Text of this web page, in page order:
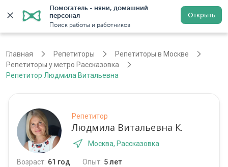
Помогатель - няни, домашний
персонал
Поиск работы и работников
Открыть
Регистрация
Главная Репетиторы
Репетиторы в Москве
Репетиторы у метро Рассказовка
Репетитор Людмила Витальевна
Репетитор
Людмила Витальевна К.
Москва, Рассказовка
Возраст: 61 год Опыт: 5 лет